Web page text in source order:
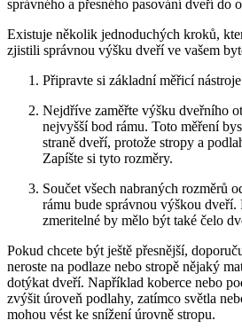
správného a přesného pasování dveří do
Existuje několik jednoduchých kroků,
zjistili správnou výšku dveří ve vašem
Připravte si základní měřicí
Nejdříve zaměřte výšku dveřního
nejvyšší bod rámu. Toto měření
straně dveří, protože stropy a
Zapíšte si tyto rozměry.
Součet všech nabraných rozměrů
rámu bude správnou výškou dveří.
zmeritelné by mělo být také čelo
Pokud chcete být ještě přesnější,
neroste na podlaze nebo stropě nějaký
dotýkat dveří. Například koberce nebo
zvýšit úroveň podlahy, zatímco světla
mohou vést ke snížení úrovně stropu.